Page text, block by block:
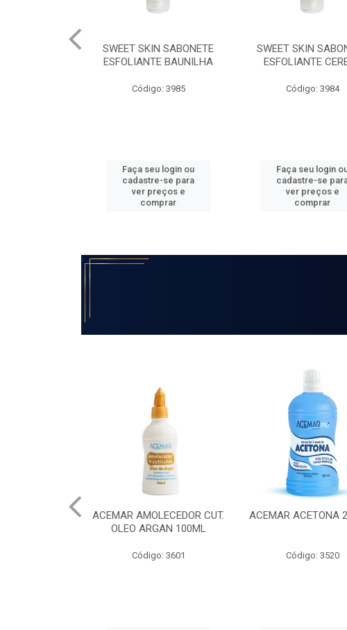
SWEET SKIN SABONETE
ESFOLIANTE CEREJA
Código: 3984
Faça seu login ou
cadastre-se para
ver preços e
comprar
SWEET SKIN
ESFOLIANTE
Código: 3828
Faça seu login
cadastre-se
ver preços e
comprar
ACEMAR AMOLECEDOR CUT.
OLEO ARGAN 100ML
ACEMAR ACETONA 200 ML